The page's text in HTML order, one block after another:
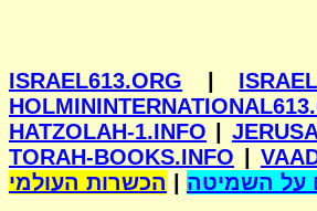
ISRAEL613.ORG
HATZOLAH-1.INFO
TORAH-BOOKS.INFO
הכשרות העולמי
על השמיטה